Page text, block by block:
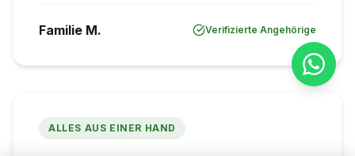
Familie M. Verifizierte Angehörige
ALLES AUS EINER HAND